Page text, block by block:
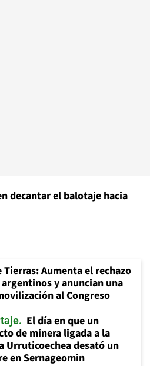
decantar el balotaje hacia
Tierras: Aumenta el rechazo
y anuncian una
al Congreso
El día en que un
de minera ligada a la
Urruticoechea desató un
en Sernageomin